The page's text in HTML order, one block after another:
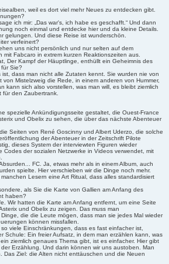
weil es dort viel mehr Neues zu entdecken gibt.
ich mir: „Das war's, ich habe es geschafft.“ Und dann
noch einmal und entdecke hier und da kleine Details.
gelungen. Und diese Reise ist wunderschön.
verfeinert?
uns nicht persönlich und nur selten auf dem
mit Fabcaro in extrem kurzen Reaktionszeiten aus.
Der Kampf der Häuptlinge, enthüllt ein Geheimnis des
Sie?
ist, dass man nicht alle Zutaten kennt. Sie wurden nie von
von Mistelzweig die Rede, in einem anderen von Hummer,
kann sich also vorstellen, was man will, es bleibt ziemlich
den Zaubertrank.
spezielle Ankündigungsseite gestaltet, die Ouest-France
und Obelix zu sehen, die über das nächste Abenteuer
Seiten von René Goscinny und Albert Uderzo, die solche
der Abenteuer in der Zeitschrift Pilote
dieses System der interviewten Figuren wieder
Codes der sozialen Netzwerke in Videos verwendet, mit
FC. Ja, etwas mehr als in einem Album, auch
spielte. Hier verschieben wir die Dinge noch mehr.
Lesern eine Art Ritual, dass alles standardisiert
als Sie die Karte von Gallien am Anfang des
haben?
Wir hatten die Karte am Anfang entfernt, um eine Seite
und Obelix zu zeigen. Das muss man
die die Leute mögen, dass man sie jedes Mal wieder
können missfallen.
viele Einschränkungen, dass es fast einfacher ist,
Schule: Ein freier Aufsatz, in dem man erzählen kann, was
ziemlich genaues Thema gibt, ist es einfacher. Hier gibt
Erzählung. Und darin können wir uns austoben. Man
Das Ziel: die Alten nicht enttäuschen und die Neuen